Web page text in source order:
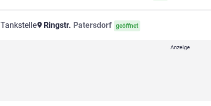
Tankstelle Ringstr. Patersdorf geöffnet